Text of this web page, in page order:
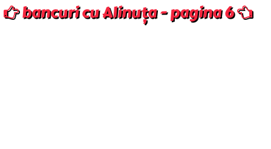
bancuri cu Alinuța - pagina 6